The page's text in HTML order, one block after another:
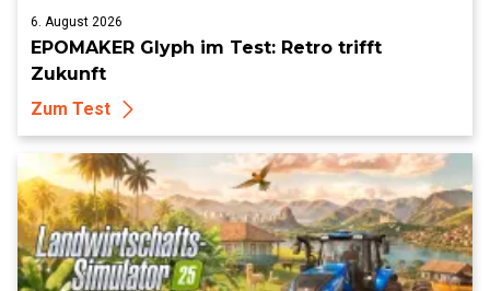
6. August 2026
EPOMAKER Glyph im Test: Retro trifft
Zukunft
Zum Test